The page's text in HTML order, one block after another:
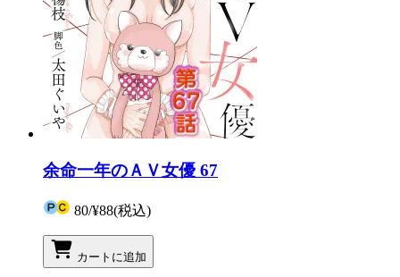
余命一年のＡＶ女優 67
80/¥88(税込)
カートに追加